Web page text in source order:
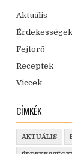
Aktuális
Érdekességek
Fejtörő
Receptek
Viccek
CÍMKÉK
AKTUÁLIS